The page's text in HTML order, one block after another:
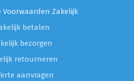
Voorwaarden Zakelijk
betalen
bezorgen
retourneren
aanvragen